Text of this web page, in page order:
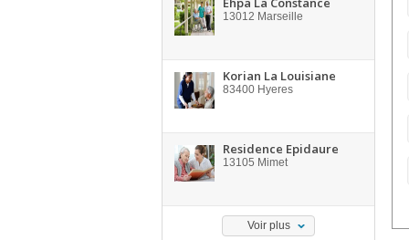
13012 Marseille
Korian La Louisiane
83400 Hyeres
Residence Epidaure
13105 Mimet
Voir plus